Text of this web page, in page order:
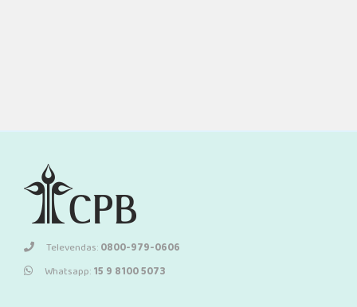
Televendas:0800-979-0606
Whatsapp:15 9 8100 5073